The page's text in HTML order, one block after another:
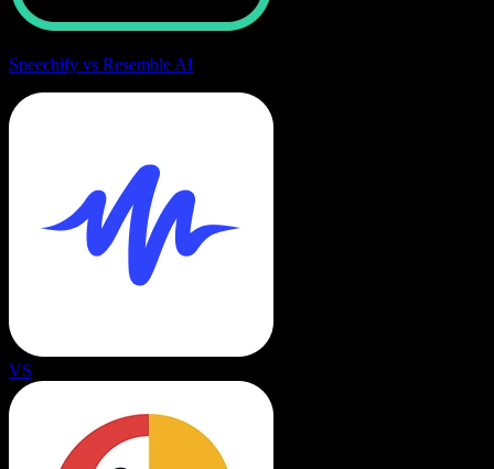
Speechify vs Resemble AI
VS